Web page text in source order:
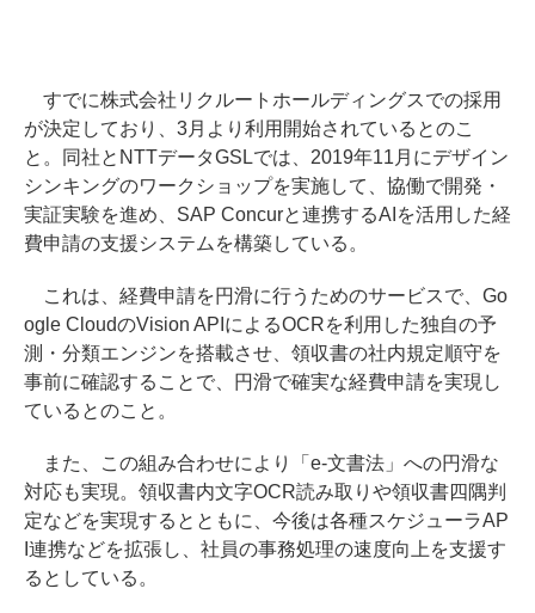
すでに株式会社リクルートホールディングスでの採用
が決定しており、3月より利用開始されているとのこ
と。同社とNTTデータGSLでは、2019年11月にデザイン
シンキングのワークショップを実施して、協働で開発・
実証実験を進め、SAP Concurと連携するAIを活用した経
費申請の支援システムを構築している。
これは、経費申請を円滑に行うためのサービスで、Go
ogle CloudのVision APIによるOCRを利用した独自の予
測・分類エンジンを搭載させ、領収書の社内規定順守を
事前に確認することで、円滑で確実な経費申請を実現し
ているとのこと。
また、この組み合わせにより「e-文書法」への円滑な
対応も実現。領収書内文字OCR読み取りや領収書四隅判
定などを実現するとともに、今後は各種スケジューラAP
I連携などを拡張し、社員の事務処理の速度向上を支援す
るとしている。